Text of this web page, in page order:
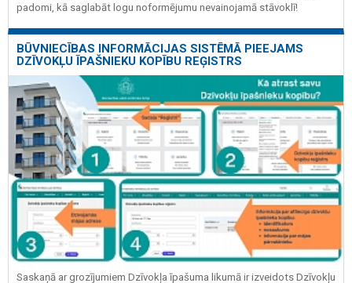
padomi, kā saglabāt logu noformējumu nevainojamā stāvoklī!
BŪVNIECĪBAS INFORMĀCIJAS SISTĒMĀ PIEEJAMS
DZĪVOKĻU ĪPAŠNIEKU KOPĪBU REĢISTRS
Saskaņā ar grozījumiem Dzīvokļa īpašuma likumā ir izveidots Dzīvokļu